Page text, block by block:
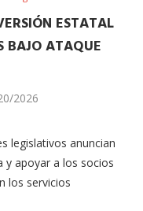
ESTATAL
BAJO ATAQUE
2026
legislativos anuncian
y apoyar a los socios
los servicios